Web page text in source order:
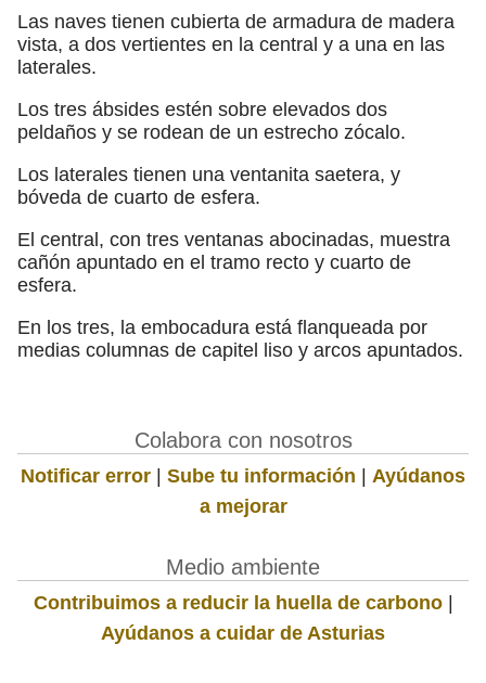
Las naves tienen cubierta de armadura de madera
vista, a dos vertientes en la central y a una en las
laterales.
Los tres ábsides estén sobre elevados dos
peldaños y se rodean de un estrecho zócalo.
Los laterales tienen una ventanita saetera, y
bóveda de cuarto de esfera.
El central, con tres ventanas abocinadas, muestra
cañón apuntado en el tramo recto y cuarto de
esfera.
En los tres, la embocadura está flanqueada por
medias columnas de capitel liso y arcos apuntados.
Colabora con nosotros
Notificar error | Sube tu información | Ayúdanos
a mejorar
Medio ambiente
Contribuimos a reducir la huella de carbono|
Ayúdanos a cuidar de Asturias